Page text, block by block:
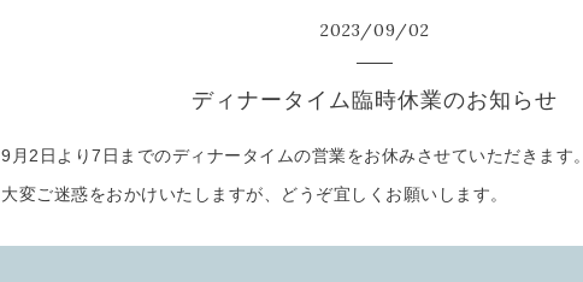
2023/09/02
ディナータイム臨時休業のお知らせ
9月2日より7日までのディナータイムの営業をお休みさせていただきます。
大変ご迷惑をおかけいたしますが、どうぞ宜しくお願いします。